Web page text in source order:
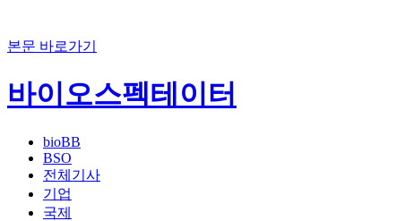
본문 바로가기
바이오스펙테이터
bioBB
BSO
전체기사
기업
국제